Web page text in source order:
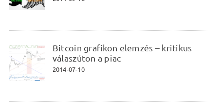
Bitcoin grafikon elemzés – kritikus
válaszúton a piac
2014-07-10